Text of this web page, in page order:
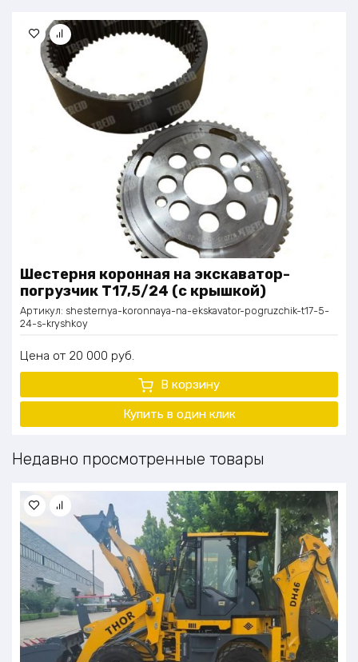
Шестерня коронная на экскаватор-
погрузчик Т17,5/24 (с крышкой)
Артикул: shesternya-koronnaya-na-ekskavator-pogruzchik-t17-5-
24-s-kryshkoy
Цена 20 000 руб.
В корзину
Купить в один клик
Недавно просмотренные товары